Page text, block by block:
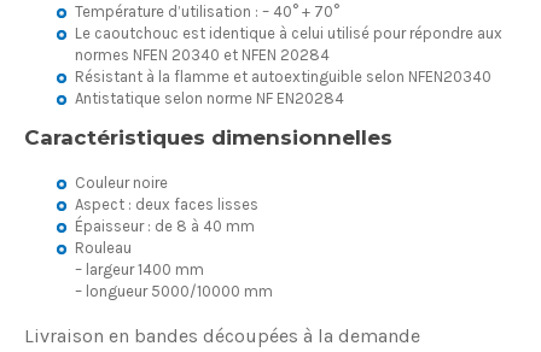
Température d’utilisation : – 40° + 70°
Le caoutchouc est identique à celui utilisé pour répondre aux
normes NFEN 20340 et NFEN 20284
Résistant à la flamme et autoextinguible selon NFEN20340
Antistatique selon norme NF EN20284
Caractéristiques dimensionnelles
Couleur noire
Aspect : deux faces lisses
Épaisseur : de 8 à 40 mm
Rouleau
– largeur 1400 mm
– longueur 5000/10000 mm
Livraison en bandes découpées à la demande